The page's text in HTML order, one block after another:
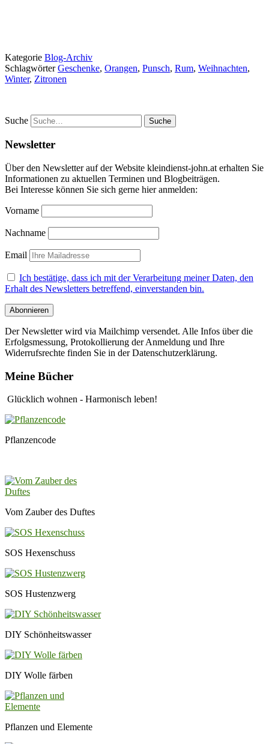
Kategorie Blog-Archiv
SchlagwörterGeschenke, Orangen, Punsch, Rum, Weihnachten,
Winter, Zitronen
Suche
Newsletter
Über den Newsletter auf der Website kleindienst-john.at erhalten Sie
Informationen zu aktuellen Terminen und Blogbeiträgen.
Bei Interesse können Sie sich gerne hier anmelden:
Vorname
Nachname
Email
Ich bestätige, dass ich mit der Verarbeitung meiner Daten, den
Erhalt des Newsletters betreffend, einverstanden bin.
Der Newsletter wird via Mailchimp versendet. Alle Infos über die
Erfolgsmessung, Protokollierung der Anmeldung und Ihre
Widerrufsrechte finden Sie in der Datenschutzerklärung.
Meine Bücher
Glücklich wohnen - Harmonisch leben!
Pflanzencode
Vom Zauber des Duftes
SOS Hexenschuss
SOS Hustenzwerg
DIY Schönheitswasser
DIY Wolle färben
Pflanzen und Elemente